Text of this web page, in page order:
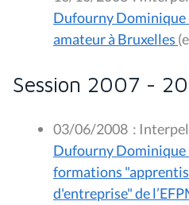
Dufourny Dominique
amateur à Bruxelles
Session 2007 -
03/06/2008 :
Dufourny Dominique
formations
d'entreprise" de